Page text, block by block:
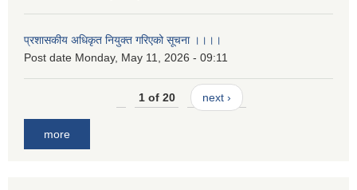
प्रशासकीय अधिकृत नियुक्त गरिएको सूचना ।।।।
Post date Monday, May 11, 2026 - 09:11
1 of 20 next ›
more